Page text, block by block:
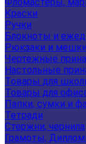
Краски
Ручки
Блокноты и
Рюкзаки и
Чертежные
Настольные
Товары для
Товары для
Папки, сумки и
Тетради
Стержни, чернила
Грамоты,